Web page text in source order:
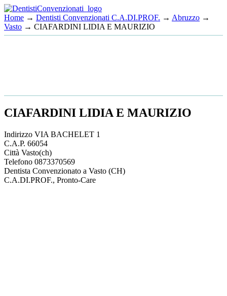
Home → Dentisti Convenzionati C.A.DI.PROF. → Abruzzo →
Vasto → CIAFARDINI LIDIA E MAURIZIO
CIAFARDINI LIDIA E MAURIZIO
Indirizzo VIA BACHELET 1
C.A.P. 66054
Città Vasto(ch)
Telefono 0873370569
Dentista Convenzionato a Vasto (CH)
C.A.DI.PROF., Pronto-Care